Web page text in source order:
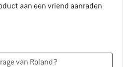
aan een vriend aanraden